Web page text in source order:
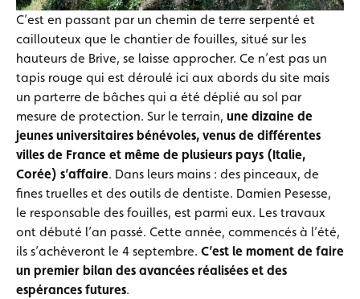
C’est en passant par un chemin de terre serpenté et
caillouteux que le chantier de fouilles, situé sur les
hauteurs de Brive, se laisse approcher. Ce n’est pas un
tapis rouge qui est déroulé ici aux abords du site mais
un parterre de bâches qui a été déplié au sol par
mesure de protection. Sur le terrain, une dizaine de
jeunes universitaires bénévoles, venus de différentes
villes de France et même de plusieurs pays (Italie,
Corée) s’affaire. Dans leurs mains : des pinceaux, de
fines truelles et des outils de dentiste. Damien Pesesse,
le responsable des fouilles, est parmi eux. Les travaux
ont débuté l’an passé. Cette année, commencés à l’été,
ils s’achèveront le 4 septembre. C’est le moment de faire
un premier bilan des avancées réalisées et des
espérances futures.